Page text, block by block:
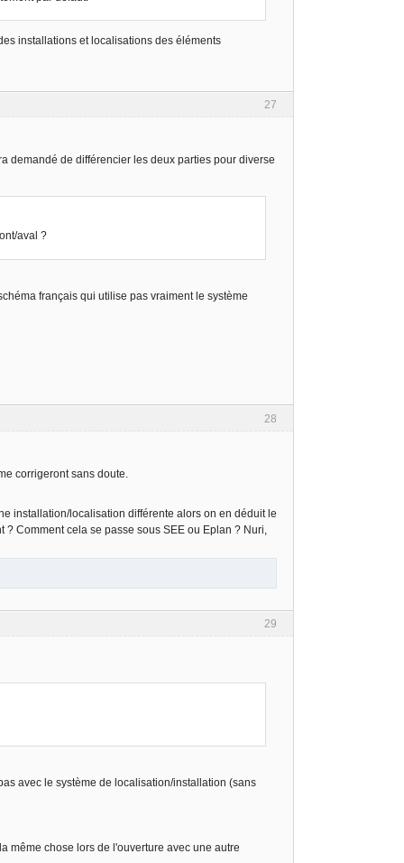
installations et localisations des éléments
27
demandé de différencier les deux parties pour diverse
aval ?
français qui utilise pas vraiment le système
28
corrigeront sans doute.
installation/localisation différente alors on en déduit le
Comment cela se passe sous SEE ou Eplan ? Nuri,
29
avec le système de localisation/installation (sans
même chose lors de l'ouverture avec une autre